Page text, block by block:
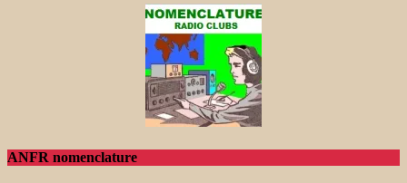
ANFR nomenclature